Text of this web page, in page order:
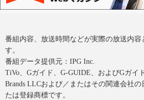
番組内容、放送時間などが実際の放送内容
す。
番組データ提供元：IPG Inc.
TiVo、Gガイド、G-GUIDE、およびGガイ
Brands LLCおよび／またはその関連会社
たは登録商標です。